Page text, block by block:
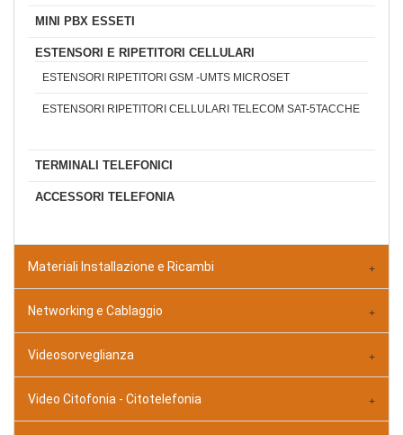
MINI PBX ESSETI
ESTENSORI E RIPETITORI CELLULARI
ESTENSORI RIPETITORI GSM -UMTS MICROSET
ESTENSORI RIPETITORI CELLULARI TELECOM SAT-5TACCHE
TERMINALI TELEFONICI
ACCESSORI TELEFONIA
Materiali Installazione e Ricambi
Networking e Cablaggio
Videosorveglianza
Video Citofonia - Citotelefonia